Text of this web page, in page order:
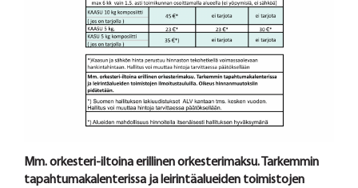
Mm. orkesteri-iltoina erillinen orkesterimaksu. Tarkemmin
tapahtumakalenterissa ja leirintäalueiden toimistojen